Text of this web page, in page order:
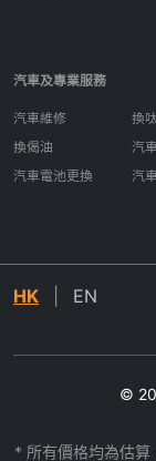
汽車及專業服務
汽車維修
換偈油
汽車電池更換
換
汽
汽
HK EN
©
* 所有價格均為估算